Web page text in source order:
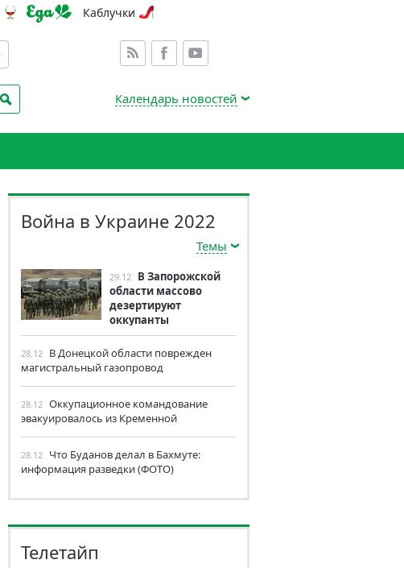
Каблучки
Календарь новостей
Война в Украине 2022
Темы
29.12 В Запорожской
области массово
дезертируют
оккупанты
28.12 В Донецкой области поврежден
магистральный газопровод
28.12 Оккупационное командование
эвакуировалось из Кременной
28.12 Что Буданов делал в Бахмуте:
информация разведки (ФОТО)
Телетайп